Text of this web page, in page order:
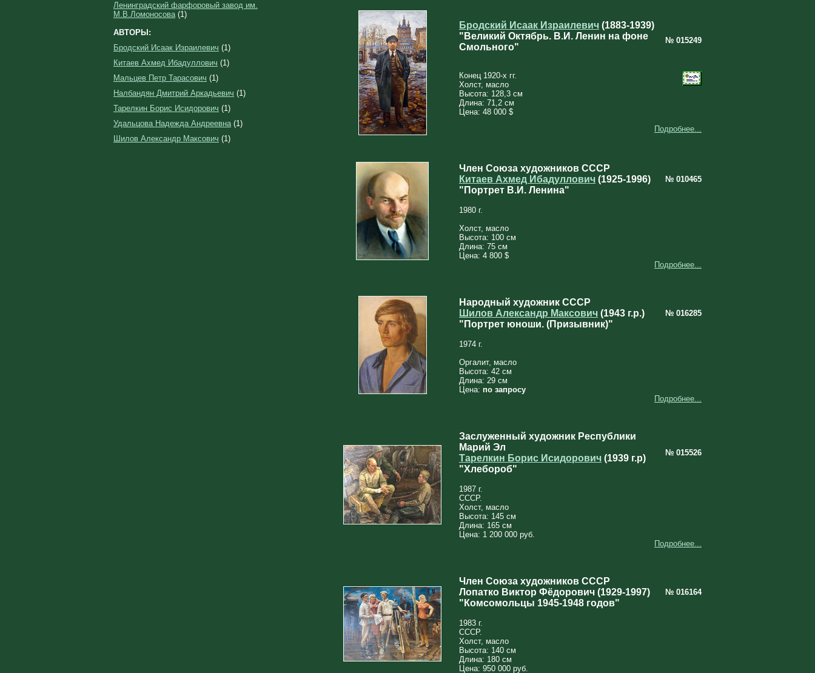
Ленинградский фарфоровый завод им.
М.В.Ломоносова(1)
АВТОРЫ:
Бродский Исаак Израилевич (1)
Китаев Ахмед Ибадуллович (1)
Мальцев Петр Тарасович (1)
Налбандян Дмитрий Аркадьевич (1)
Тарелкин Борис Исидорович (1)
Удальцова Надежда Андреевна(1)
Шилов Александр Максович (1)
Бродский Исаак Израилевич (1883‑1939)
"Великий Октябрь. В.И. Ленин на фоне
Смольного"
№ 015249
Конец 1920-х гг.
Холст, масло
Высота: 128,3 см
Длина: 71,2 см
Цена: 48 000 $
Подробнее...
Член Союза художников СССР
Китаев Ахмед Ибадуллович (1925‑1996)
"Портрет В.И. Ленина"
№ 010465
1980 г.
Холст, масло
Высота: 100 см
Длина: 75 см
Цена: 4 800 $
Подробнее...
Народный художник СССР
Шилов Александр Максович (1943 г.р.)
"Портрет юноши. (Призывник)"
№ 016285
1974 г.
Оргалит, масло
Высота: 42 см
Длина: 29 см
Цена: по запросу
Подробнее...
Заслуженный художник Республики
Марий Эл
Тарелкин Борис Исидорович (1939 г.р)
"Хлебороб"
№ 015526
1987 г.
СССР.
Холст, масло
Высота: 145 см
Длина: 165 см
Цена: 1 200 000 руб.
Подробнее...
Член Союза художников СССР
Лопатко Виктор Фёдорович (1929-1997)
"Комсомольцы 1945-1948 годов"
№ 016164
1983 г.
СССР.
Холст, масло
Высота: 140 см
Длина: 180 см
Цена: 950 000 руб.